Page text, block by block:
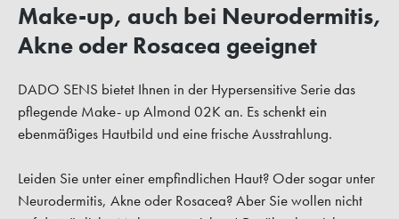
Make-up, auch bei Neurodermitis,
Akne oder Rosacea geeignet
DADO SENS bietet Ihnen in der Hypersensitive Serie das
pflegende Make- up Almond 02K an. Es schenkt ein
ebenmäßiges Hautbild und eine frische Ausstrahlung.
Leiden Sie unter einer empfindlichen Haut? Oder sogar unter
Neurodermitis, Akne oder Rosacea? Aber Sie wollen nicht